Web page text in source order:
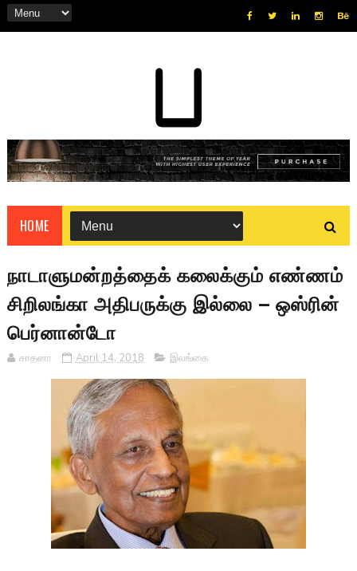
HOME
நாடாளுமன்றத்தைக் கலைக்கும் எண்ணம்
சிறிலங்கா அதிபருக்கு இல்லை – ஒஸ்ரின்
பெர்னான்டோ
சாதனா April 14, 2018 இலங்கை